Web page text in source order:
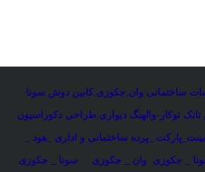
ساختمانی:وان,جکوزی,کابین دوش,سونا
توکار-والهنگ دیواری,طراحی دکوراسیون
_پرده ساختمانی و اداری _هود _
_ جکوزی وان _ جکوزی سونا _ جکوزی